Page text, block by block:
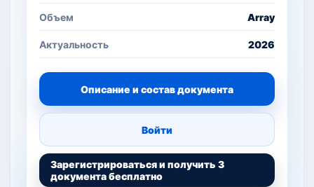
Объем Array
Актуальность 2026
Описание и состав документа
Войти
Зарегистрироваться и получить 3
документа бесплатно